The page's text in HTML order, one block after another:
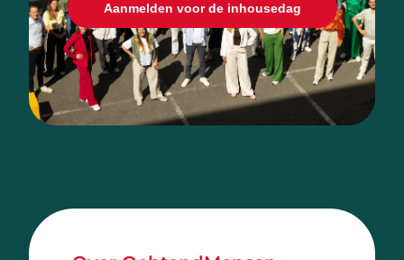
Aanmelden voor de inhousedag